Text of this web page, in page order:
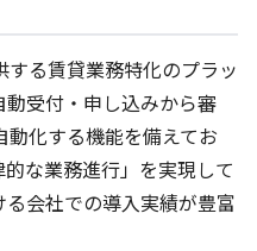
る賃貸業務特化のプラッ
動受付・申し込みから審
化する機能を備えてお
な業務進行」を実現して
会社での導入実績が豊富